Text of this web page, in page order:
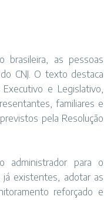
brasileira, as pessoas
CNJ. O texto destaca
e Legislativo,
familiares e
pela Resolução
administrador para o
existentes, adotar as
reforçado e